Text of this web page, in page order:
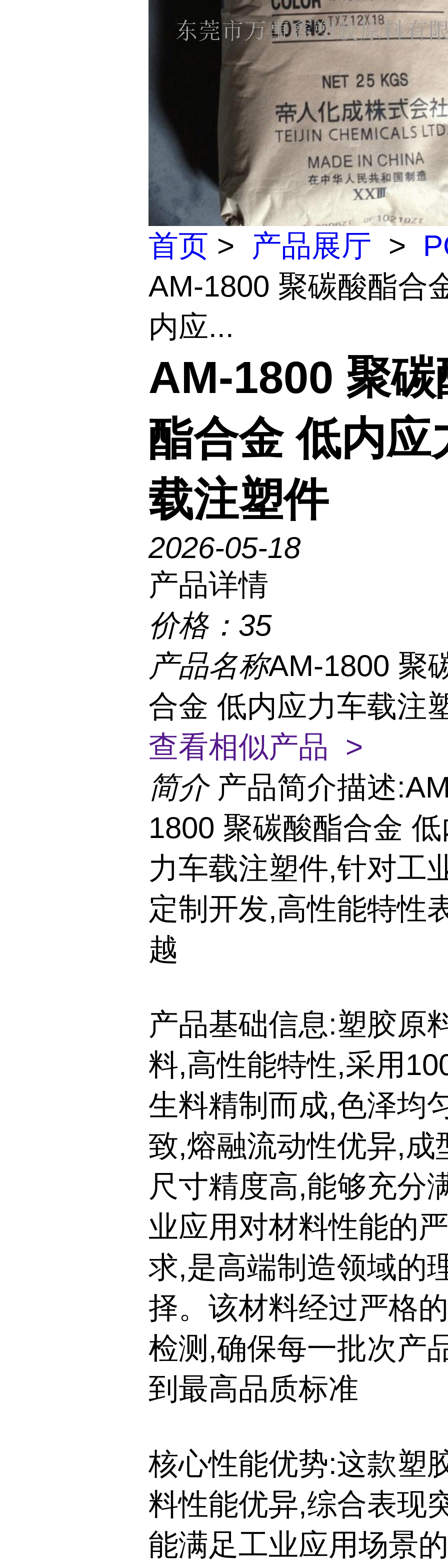
首页 > 产品展厅 >
AM-1800 聚碳酸酯合
内应...
AM-1800 聚碳
酯合金 低内应
载注塑件
2026-05-18
产品详情
价格： 35
产品名称AM-1800 聚
合金 低内应力车载注
查看相似产品 >
简介 产品简介描述
1800 聚碳酸酯合金
力车载注塑件,针对工
定制开发,高性能特性
越
产品基础信息:塑胶原
料,高性能特性,采用
生料精制而成,色泽均
致,熔融流动性优异,成
尺寸精度高,能够充分
业应用对材料性能的
求,是高端制造领域的
择。该材料经过严格
检测,确保每一批次产
到最高品质标准
核心性能优势:这款塑
料性能优异,综合表现
能满足工业应用场景